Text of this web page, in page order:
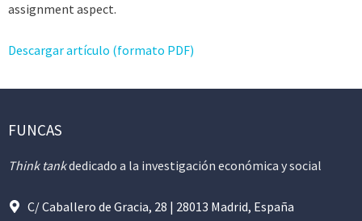
assignment aspect.
Descargar artículo (formato PDF)
FUNCAS
Think tankdedicado a la investigación económica y social
C/ Caballero de Gracia, 28 | 28013 Madrid, España